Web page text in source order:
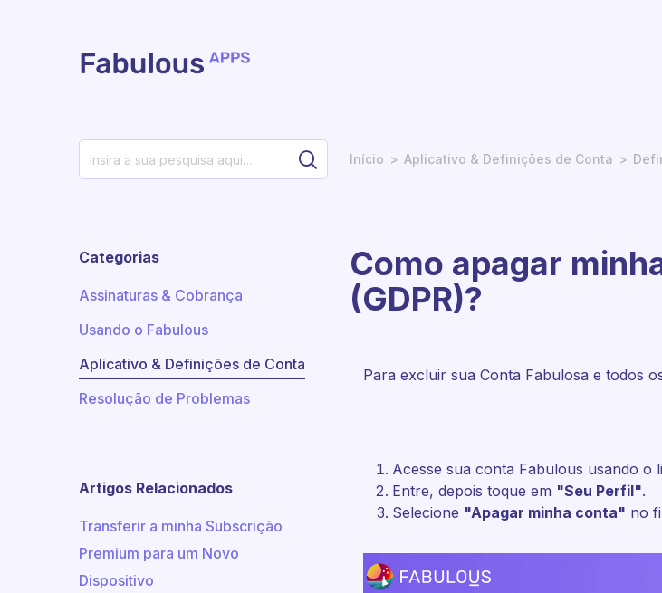
Início Aplicativo & Definições de Conta
Categorias
Assinaturas & Cobrança
Usando o Fabulous
Aplicativo & Definições de Conta
Resolução de Problemas
Artigos Relacionados
Transferir a minha Subscrição
Premium para um Novo
Dispositivo
Como apagar
(GDPR)?
Para excluir sua Conta Fabulosa e todos
Acesse sua conta Fabulous usando o
Entre, depois toque em "Seu Perfil".
Selecione "Apagar minha conta" no